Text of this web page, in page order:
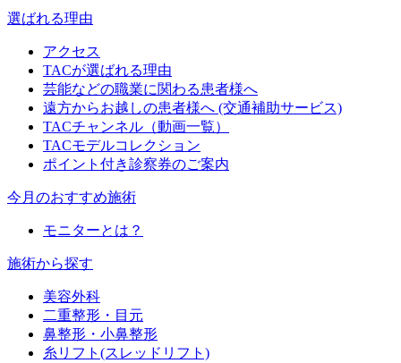
選ばれる理由
アクセス
TACが選ばれる理由
芸能などの職業に関わる患者様へ
遠方からお越しの患者様へ (交通補助サービス)
TACチャンネル（動画一覧）
TACモデルコレクション
ポイント付き診察券のご案内
今月のおすすめ施術
モニターとは？
施術から探す
美容外科
二重整形・目元
鼻整形・小鼻整形
糸リフト(スレッドリフト)